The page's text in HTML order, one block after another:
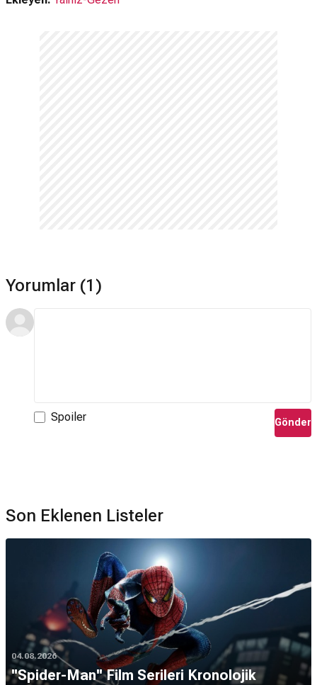
Yorumlar (1)
Spoiler Gönder
Son Eklenen Listeler
04.08.2026
''Spider-Man'' Film Serileri Kronolojik